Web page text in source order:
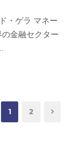
・ゲラ マネー
金融セクター
1 2